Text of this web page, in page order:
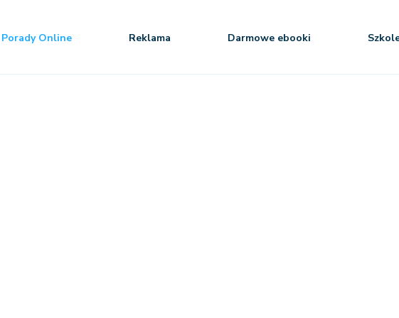
Porady Online Reklama Darmowe ebooki